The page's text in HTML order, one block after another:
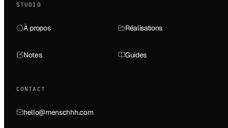
STUDIO
À propos Réalisations
Notes Guides
CONTACT
hello@menschhh.com